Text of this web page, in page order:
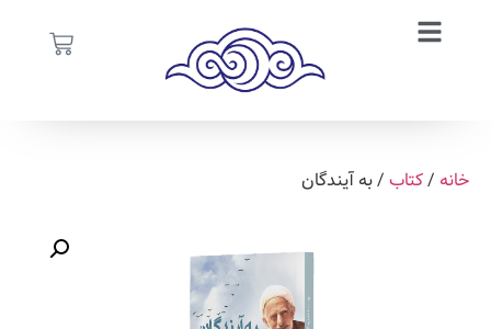
خانه /کتاب / به آیندگان